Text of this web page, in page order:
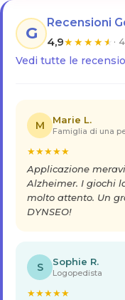
G
Recensioni
4,9★★★★★ ·
Vedi tutte le
M Marie L.
Famiglia di una
★★★★★
Applicazione
Alzheimer. I giochi
molto attento. Un
DYNSEO!
S Sophie R.
Logopedista
★★★★★